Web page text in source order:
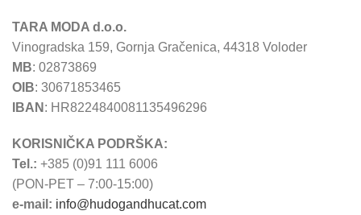
TARA MODA d.o.o.
Vinogradska 159, Gornja Gračenica, 44318 Voloder
MB: 02873869
OIB: 30671853465
IBAN : HR8224840081135496296
KORISNIČKA PODRŠKA:
Tel.: +385 (0)91 111 6006
(PON-PET – 7:00-15:00)
e-mail: info@hudogandhucat.com